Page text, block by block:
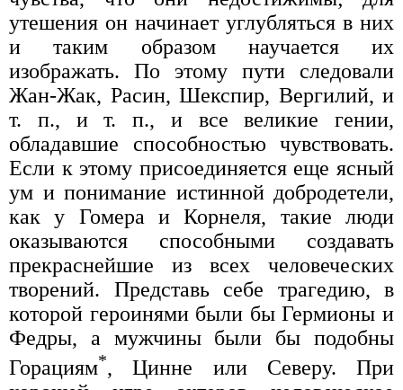
утешения он начинает углубляться в них
и таким образом научается их
изображать. По этому пути следовали
Жан-Жак, Расин, Шекспир, Вергилий, и
т. п., и т. п., и все великие гении,
обладавшие способностью чувствовать.
Если к этому присоединяется еще ясный
ум и понимание истинной добродетели,
как у Гомера и Корнеля, такие люди
оказываются способными создавать
прекраснейшие из всех человеческих
творений. Представь себе трагедию, в
которой героинями были бы Гермионы и
Федры, а мужчины были бы подобны
Горациям*, Цинне или Северу. При